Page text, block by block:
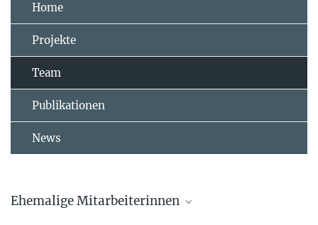
Home
Projekte
Team
Publikationen
News
Ehemalige Mitarbeiterinnen